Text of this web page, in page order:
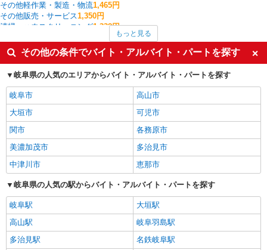
その他軽作業・製造・物流1,465円
その他販売・サービス1,350円
清掃・ハウスクリーニング1,338円
入出庫・商品管理・検品・検査 1,301円
食品製造・加工 1,300円
保育スタッフ・ベビーシッター・学童保育 1,300円
本巣市の他の職種の平均時給を見る
もっと見る
その他の条件でバイト・アルバイト・パートを探す
岐阜県の人気のエリアからバイト・アルバイト・パートを探す
岐阜市
高山市
大垣市
可児市
関市
各務原市
美濃加茂市
多治見市
中津川市
恵那市
岐阜県の人気の駅からバイト・アルバイト・パートを探す
岐阜駅
大垣駅
高山駅
岐阜羽島駅
多治見駅
名鉄岐阜駅